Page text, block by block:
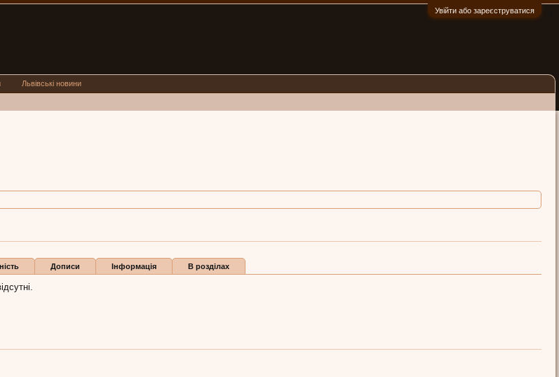
Увійти або зареєструватися
Дописи Інформація В розділах
Львівські новини